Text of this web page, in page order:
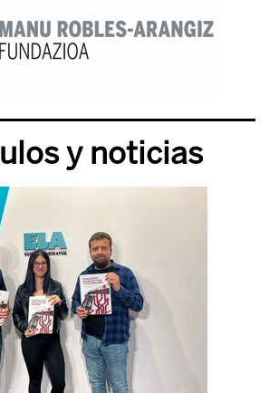
y noticias